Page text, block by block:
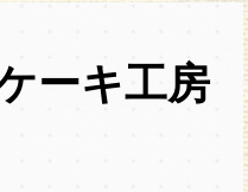
ーキ工房